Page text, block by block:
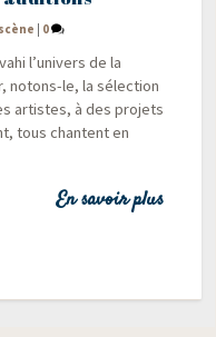
0
l’univers de la
notons-le, la sélec­tion
artistes, à des pro­jets
tous chantent en
En savoir plus